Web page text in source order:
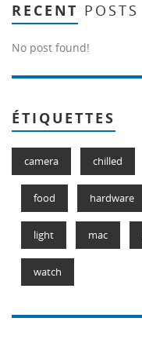
RECENT POSTS
No post found!
ÉTIQUETTES
camera chilled
food hardware
light mac
watch